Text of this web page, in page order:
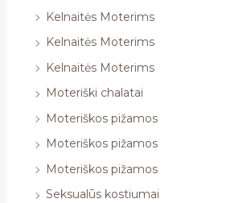
Kelnaitės Moterims
Kelnaitės Moterims
Kelnaitės Moterims
Moteriški chalatai
Moteriškos pižamos
Moteriškos pižamos
Moteriškos pižamos
Seksualūs kostiumai